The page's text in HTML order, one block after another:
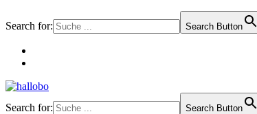
Search for: Search Button
Search for: Search Button